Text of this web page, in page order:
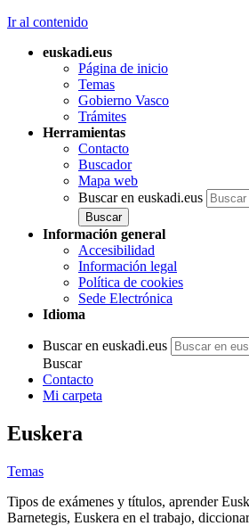
Ir al contenido
euskadi.eus
Página de inicio
Temas
Gobierno Vasco
Trámites
Herramientas
Contacto
Buscador
Mapa web
Buscar en euskadi.eus
Información general
Accesibilidad
Información legal
Política de cookies
Sede Electrónica
Idioma
Buscar en euskadi.eus
Buscar
Contacto
Mi carpeta
Euskera
Temas
Tipos de exámenes y títulos, aprender
Barnetegis, Euskera en el trabajo,